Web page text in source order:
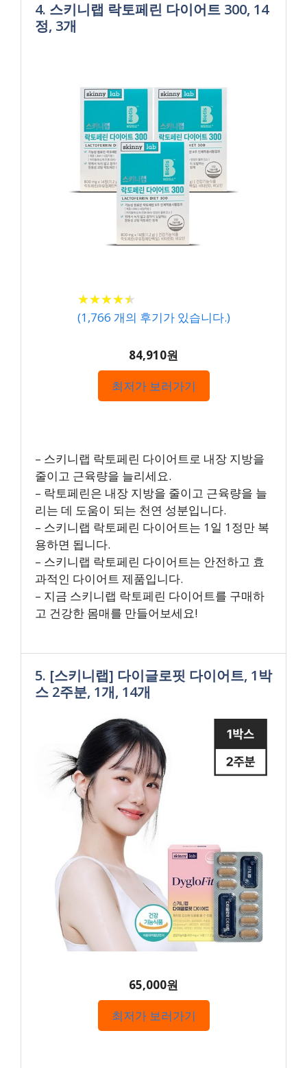
4. 스키니랩 락토페린 다이어트 300, 14
정, 3개
★★★★★
★★★★★
(1,766 개의 후기가 있습니다.)
84,910원
최저가 보러가기
– 스키니랩 락토페린 다이어트로 내장 지방을
줄이고 근육량을 늘리세요.
– 락토페린은 내장 지방을 줄이고 근육량을 늘
리는 데 도움이 되는 천연 성분입니다.
– 스키니랩 락토페린 다이어트는 1일 1정만 복
용하면 됩니다.
– 스키니랩 락토페린 다이어트는 안전하고 효
과적인 다이어트 제품입니다.
– 지금 스키니랩 락토페린 다이어트를 구매하
고 건강한 몸매를 만들어보세요!
5. [스키니랩] 다이글로핏 다이어트, 1박
스 2주분, 1개, 14개
65,000원
최저가 보러가기